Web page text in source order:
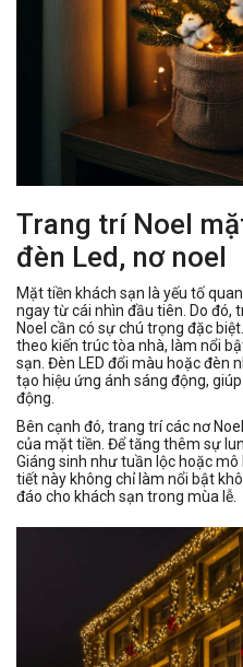
Trang trí Noel
đèn Led, nơ noel
Mặt tiền khách sạn là yếu tố
ngay từ cái nhìn đầu tiên. Do đó,
Noel cần có sự chú trọng đặc
theo kiến trúc tòa nhà, làm nổi
sạn. Đèn LED đổi màu hoặc đèn
tạo hiệu ứng ánh sáng động,
động.
Bên cạnh đó, trang trí các nơ
của mặt tiền. Để tăng thêm sự
Giáng sinh như tuần lộc hoặc
tiết này không chỉ làm nổi bật
đáo cho khách sạn trong mùa lễ.